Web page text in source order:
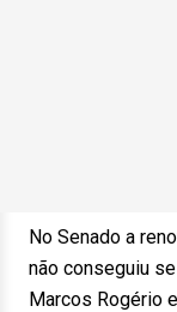
No Senado a
não conseguiu
Marcos Rogério